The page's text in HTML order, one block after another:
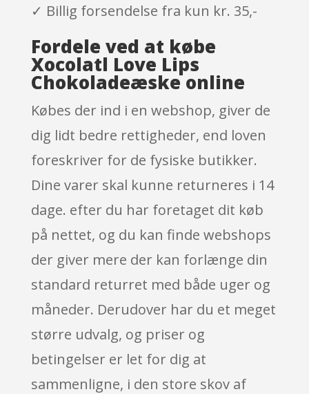
✓ Billig forsendelse fra kun kr. 35,-
Fordele ved at købe
Xocolatl Love Lips
Chokoladeæske online
Købes der ind i en webshop, giver de
dig lidt bedre rettigheder, end loven
foreskriver for de fysiske butikker.
Dine varer skal kunne returneres i 14
dage. efter du har foretaget dit køb
på nettet, og du kan finde webshops
der giver mere der kan forlænge din
standard returret med både uger og
måneder. Derudover har du et meget
større udvalg, og priser og
betingelser er let for dig at
sammenligne, i den store skov af